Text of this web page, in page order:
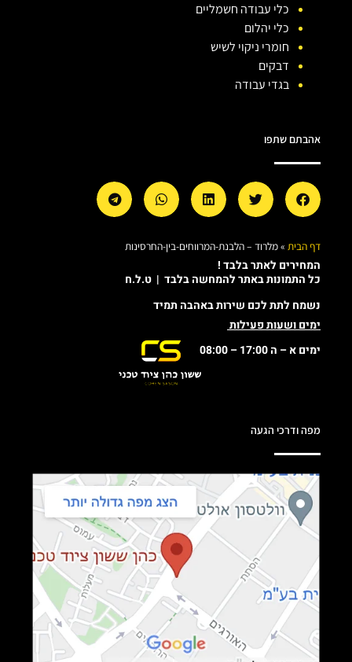
כלי עבודה חשמליים
כלי יהלום
חומרי ניקוי לשיש
דבקים
בגדי עבודה
אהבתם שתפו
דף הבית »מלרוד – הלבנת-המרווחים-בין-החרסינות
המחירים לאתר בלבד !
כל התמונות באתר להמחשה בלבד | ט.ל.ח
נשמח לתת לכם שירות באהבה תמיד
ימים ושעות פעילות
ימים א – ה 17:00 – 08:00
מפה ודרכי הגעה